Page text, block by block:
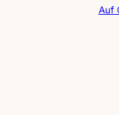
Auf